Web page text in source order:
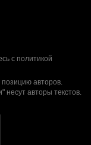
с политикой
авторов.
несут авторы текстов.